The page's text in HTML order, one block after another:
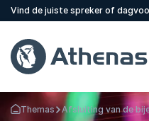
Vind de juiste spreker of
Terug naar de startpagina
Themas Afsluiting van de